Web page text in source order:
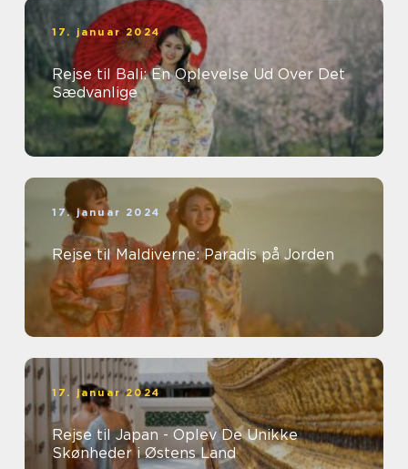
17. januar 2024
Rejse til Bali: En Oplevelse Ud Over Det
Sædvanlige
17. januar 2024
Rejse til Maldiverne: Paradis på Jorden
17. januar 2024
Rejse til Japan - Oplev De Unikke
Skønheder i Østens Land